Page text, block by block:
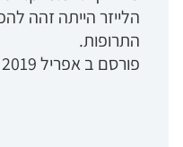
הלייזר הייתה זהה
התרופות.
פורסם ב אפריל 2019